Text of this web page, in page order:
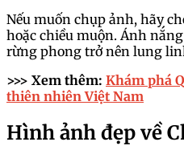
Nếu muốn chụp ảnh, hãy
hoặc chiều muộn. Ánh
rừng phong trở nên lung
>>> Xem thêm: Khám phá
thiên nhiên Việt Nam
Hình ảnh đẹp về